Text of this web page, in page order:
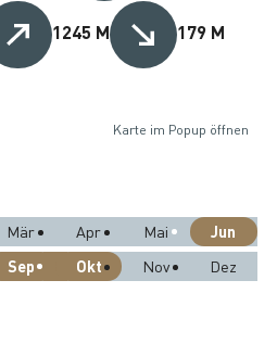
1245 M 179 M
Karte im Popup öffnen
Mär Apr Mai
Jun
Sep Okt Nov Dez